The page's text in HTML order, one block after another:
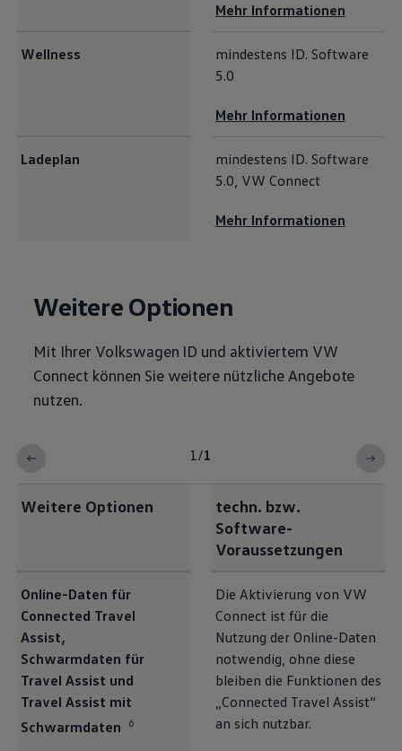
Mehr Informationen
Wellness
mindestens ID. Software
5.0
Mehr Informationen
Ladeplan
mindestens ID. Software
5.0, VW Connect
Mehr Informationen
Weitere Optionen
Mit Ihrer Volkswagen ID und aktiviertem VW
Connect können Sie weitere nützliche Angebote
nutzen.
1/1
Weitere Optionen
techn. bzw.
Software-
Voraussetzungen
Online-Daten für
Connected Travel
Assist,
Schwarmdaten für
Travel Assist und
Travel Assist mit
Schwarmdaten⁠
6
Die Aktivierung von VW
Connect ist für die
Nutzung der Online-Daten
notwendig, ohne diese
bleiben die Funktionen des
„Connected Travel Assist“
an sich nutzbar.